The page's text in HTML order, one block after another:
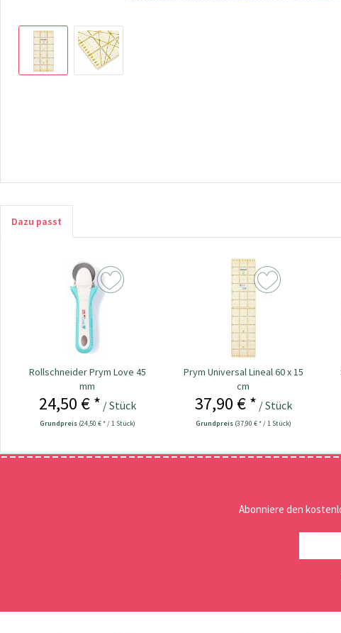
Dazu passt
Rollschneider Prym Love 45
mm
24,50 € * / Stück
Grundpreis (24,50 € * / 1 Stück)
Prym Universal Lineal 60 x 15
cm
37,90 € * / Stück
Grundpreis (37,90 € * / 1 Stück)
Abonniere den